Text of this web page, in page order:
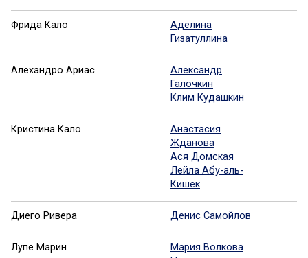
Фрида Кало
Аделина
Гизатуллина
Алехандро Ариас
Александр
Галочкин
Клим Кудашкин
Кристина Кало
Анастасия
Жданова
Ася Домская
Лейла Абу-аль-
Кишек
Диего Ривера Денис Самойлов
Лупе Марин
Мария Волкова